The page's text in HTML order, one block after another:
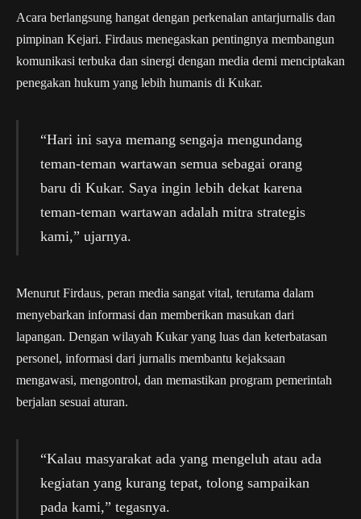
Acara berlangsung hangat dengan perkenalan antarjurnalis dan
pimpinan Kejari. Firdaus menegaskan pentingnya membangun
komunikasi terbuka dan sinergi dengan media demi menciptakan
penegakan hukum yang lebih humanis di Kukar.
“Hari ini saya memang sengaja mengundang
teman-teman wartawan semua sebagai orang
baru di Kukar. Saya ingin lebih dekat karena
teman-teman wartawan adalah mitra strategis
kami,” ujarnya.
Menurut Firdaus, peran media sangat vital, terutama dalam
menyebarkan informasi dan memberikan masukan dari
lapangan. Dengan wilayah Kukar yang luas dan keterbatasan
personel, informasi dari jurnalis membantu kejaksaan
mengawasi, mengontrol, dan memastikan program pemerintah
berjalan sesuai aturan.
“Kalau masyarakat ada yang mengeluh atau ada
kegiatan yang kurang tepat, tolong sampaikan
pada kami,” tegasnya.